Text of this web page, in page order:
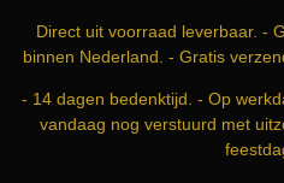
M
Direct uit voorraad leverbaar. -
binnen Nederland. - Gratis
- 14 dagen bedenktijd. - Op
vandaag nog verstuurd met